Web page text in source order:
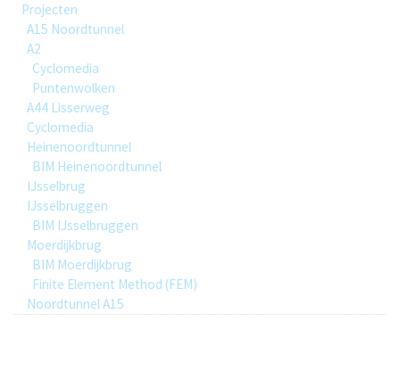
Projecten
A15 Noordtunnel
A2
Cyclomedia
Puntenwolken
A44 Lisserweg
Cyclomedia
Heinenoordtunnel
BIM Heinenoordtunnel
IJsselbrug
IJsselbruggen
BIM IJsselbruggen
Moerdijkbrug
BIM Moerdijkbrug
Finite Element Method (FEM)
Noordtunnel A15